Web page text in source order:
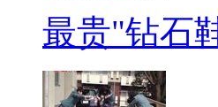
可怜！有网友
我们的同情心
且不论事件真
最贵"钻石